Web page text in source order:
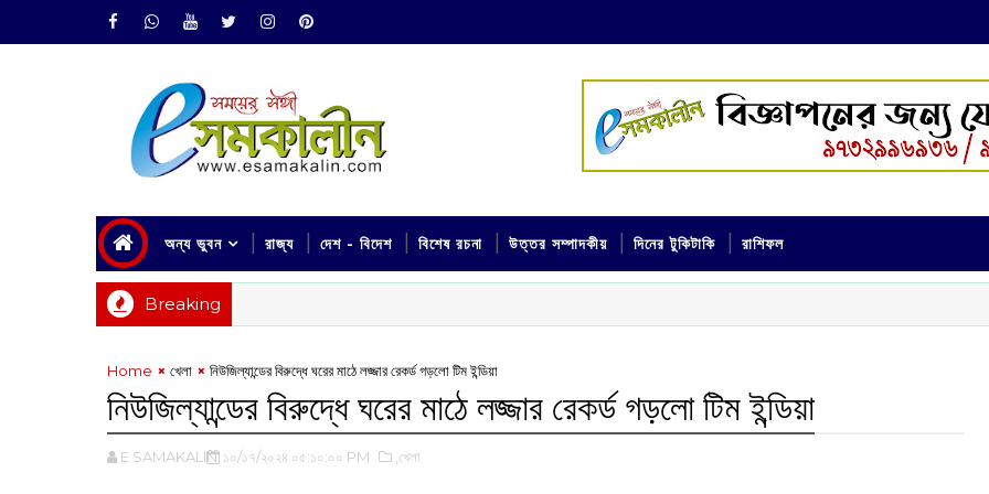
অন্য ভুবন রাজ্য দেশ - বিদেশ বিশেষ রচনা উত্তর সম্পাদকীয় দিনের টুকিটাকি রাশিফল
Breaking
Home খেলা নিউজিল্যান্ডের বিরুদ্ধে ঘরের মাঠে লজ্জার রেকর্ড গড়লো টিম ইন্ডিয়া
নিউজিল্যান্ডের বিরুদ্ধে ঘরের মাঠে লজ্জার রেকর্ড গড়লো টিম ইন্ডিয়া
E SAMAKALIN ১০/১৭/২০২৪ ০৫:১০:০০ PM ,খেলা